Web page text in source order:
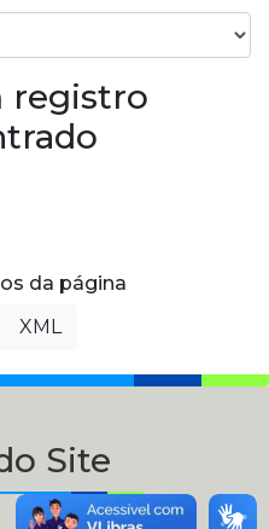
registro
da página
XML
Site